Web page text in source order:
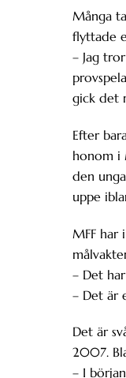
Många
flyttade
– Jag
gick det
Efter
honom i
den
uppe
MFF har
– Det
– Det är
Det är
2007.
– I